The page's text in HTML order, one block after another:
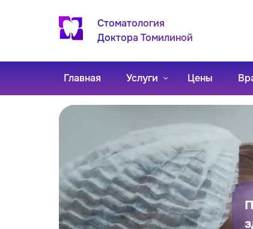
Стоматология
Доктора Томилиной
Главная Услуги Цены